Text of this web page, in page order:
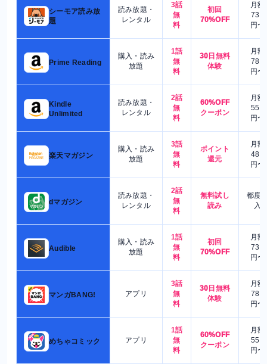
シーモア読み放
題
読み放題・
レンタル
3話
無
料
初回
70%OFF
月額
730
円〜
Prime Reading
購入・読み
放題
1話
無
料
30日無料
体験
月額
780
円〜
Kindle
Unlimited
読み放題・
レンタル
2話
無
料
60%OFF
クーポン
月額
550
円〜
楽天マガジン
購入・読み
放題
3話
無
料
ポイント
還元
月額
480
円〜
dマガジン
読み放題・
レンタル
2話
無
料
無料試し
読み
都度
入
Audible
購入・読み
放題
1話
無
料
初回
70%OFF
月額
730
円〜
マンガBANG! アプリ
3話
無
料
30日無料
体験
月額
780
円〜
めちゃコミック アプリ
1話
無
料
60%OFF
クーポン
月額
550
円〜